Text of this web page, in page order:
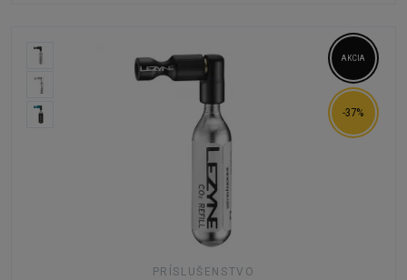
AKCIA
-37%
PRÍSLUŠENSTVO